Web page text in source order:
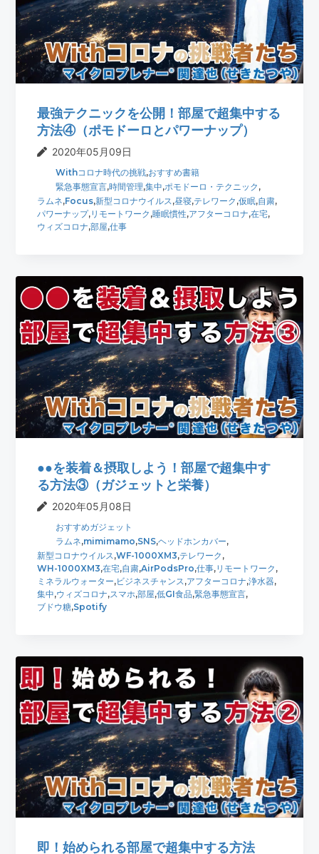
最強テクニックを公開！部屋で超集中する
方法④（ポモドーロとパワーナップ）
2020年05月09日
Withコロナ時代の挑戦,おすすめ書籍
緊急事態宣言,時間管理,集中,ポモドーロ・テクニック ,
ラムネ,Focus,新型コロナウイルス,昼寝,テレワーク ,仮眠,自粛,
パワーナップ,リモートワーク ,睡眠慣性,アフターコロナ,在宅,
ウィズコロナ,部屋,仕事
●●を装着＆摂取しよう！部屋で超集中す
る方法③（ガジェットと栄養）
2020年05月08日
おすすめガジェット
ラムネ,mimimamo,SNS,ヘッドホンカバー,
新型コロナウイルス ,WF-1000XM3,テレワーク ,
WH-1000XM3,在宅,自粛,AirPodsPro,仕事,リモートワーク ,
ミネラルウォーター,ビジネスチャンス ,アフターコロナ,浄水器,
集中,ウィズコロナ,スマホ,部屋,低GI食品,緊急事態宣言,
ブドウ糖,Spotify
即！始められる部屋で超集中する方法